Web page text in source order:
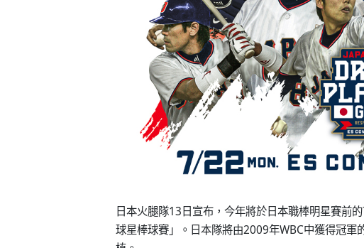
日本火腿隊13日宣布，今年將於日本職棒明星賽前
球星棒球賽」。日本隊將由2009年WBC中獲得冠